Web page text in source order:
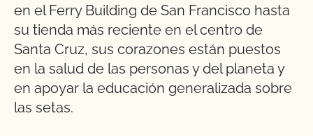
en el Ferry Building de San Francisco hasta
su tienda más reciente en el centro de
Santa Cruz, sus corazones están puestos
en la salud de las personas y del planeta y
en apoyar la educación generalizada sobre
las setas.